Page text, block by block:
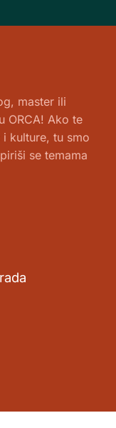
master ili
ORCA! Ako te
kulture, tu smo
se temama